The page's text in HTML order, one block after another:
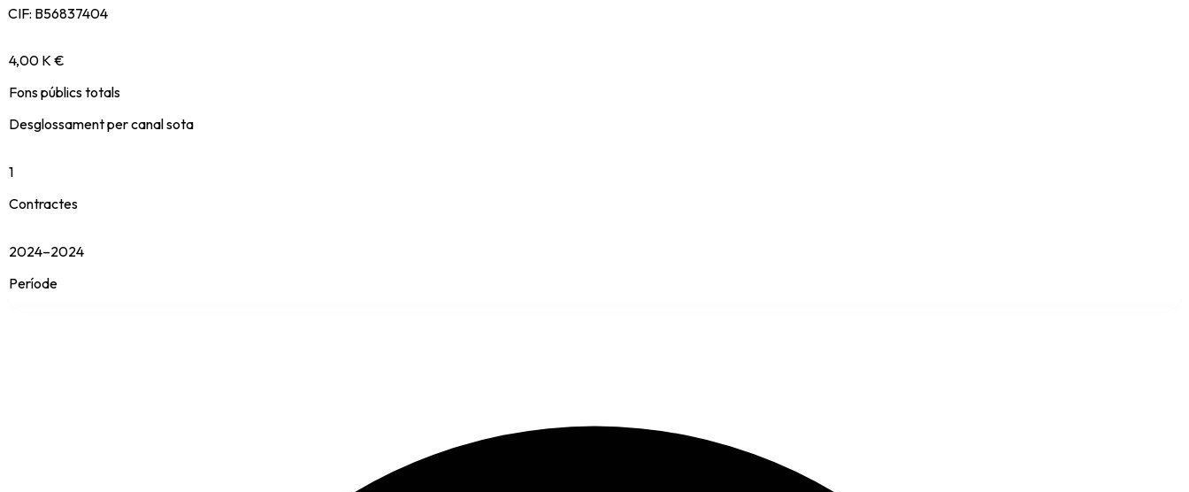
CIF: B56837404
4,00 K €
Fons públics totals
Desglossament per canal sota
1
Contractes
2024–2024
Període